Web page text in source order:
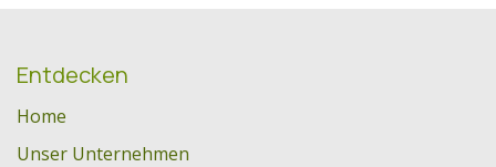
Entdecken
Home
Unser Unternehmen